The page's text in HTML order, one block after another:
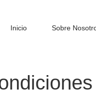
Inicio Sobre